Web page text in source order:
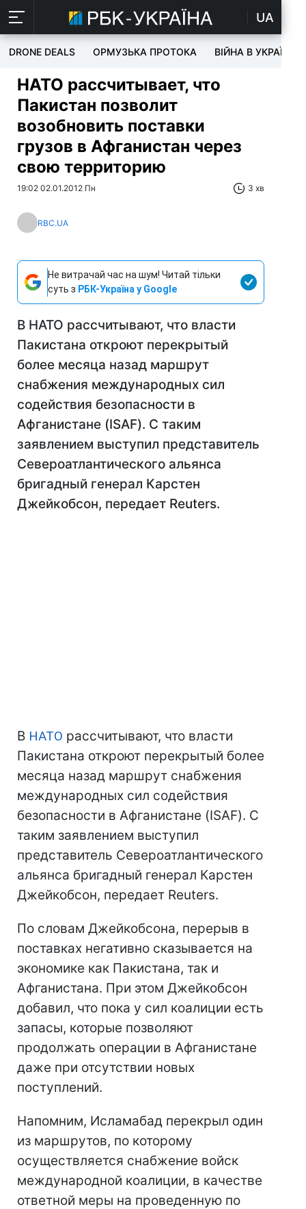
UA
DRONE DEALS ОРМУЗЬКА ПРОТОКА ВІЙНА В УКРАЇНІ
НАТО рассчитывает, что
Пакистан позволит
возобновить поставки
грузов в Афганистан через
свою территорию
19:02 02.01.2012 Пн 3 хв
RBC.UA
Не витрачай час на шум! Читай тільки
суть з РБК-Україна у Google
В НАТО рассчитывают, что власти
Пакистана откроют перекрытый
более месяца назад маршрут
снабжения международных сил
содействия безопасности в
Афганистане (ISAF). С таким
заявлением выступил представитель
Североатлантического альянса
бригадный генерал Карстен
Джейкобсон, передает Reuters.
В НАТО рассчитывают, что власти
Пакистана откроют перекрытый более
месяца назад маршрут снабжения
международных сил содействия
безопасности в Афганистане (ISAF). С
таким заявлением выступил
представитель Североатлантического
альянса бригадный генерал Карстен
Джейкобсон, передает Reuters.
По словам Джейкобсона, перерыв в
поставках негативно сказывается на
экономике как Пакистана, так и
Афганистана. При этом Джейкобсон
добавил, что пока у сил коалиции есть
запасы, которые позволяют
продолжать операции в Афганистане
даже при отсутствии новых
поступлений.
Напомним, Исламабад перекрыл один
из маршрутов, по которому
осуществляется снабжение войск
международной коалиции, в качестве
ответной меры на проведенную по